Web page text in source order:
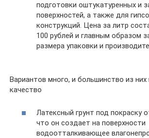
подготовки оштукатуренных и
поверхностей, а также для
конструкций. Цена за литр
100 рублей и главным образом
размера упаковки и
Вариантов много, и большинство из
качество
Латексный грунт под покраску
что он создает на поверхности
водоотталкивающее